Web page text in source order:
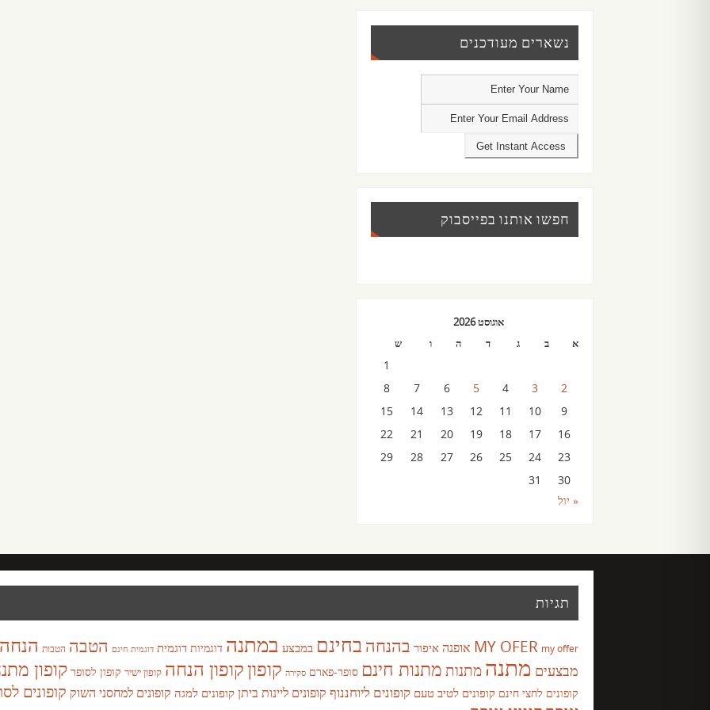
נשארים מעודכנים
חפשו אותנו בפייסבוק
אוגוסט 2026
א
ב ג ד ה ו ש
1
2
3
4
5
6
7
8
9
10
11
12
13
14
15
16
17
18
19
20
21
22
23
24
25
26
27
28
29
30
31
« יול
תגיות
MY OFER my offer אופנה איפור בהנחה בחינם במבצע במתנה דוגמיות דוגמית דוגמית חינם הטבה הטבות
מבצעים מתנה מתנות מתנות חינם סופר-פארם סקירה קופוןקופון הנחה קופון ישיר קופון לסופר קופון
קופונים לחצי חינם קופונים לטיב טעם קופונים ליוחננוף קופונים ליינות ביתן קופונים למגה קופונים למחסני השוק קופונים